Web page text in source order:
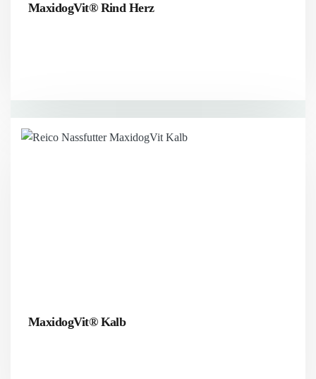
MaxidogVit® Rind Herz
MaxidogVit® Kalb